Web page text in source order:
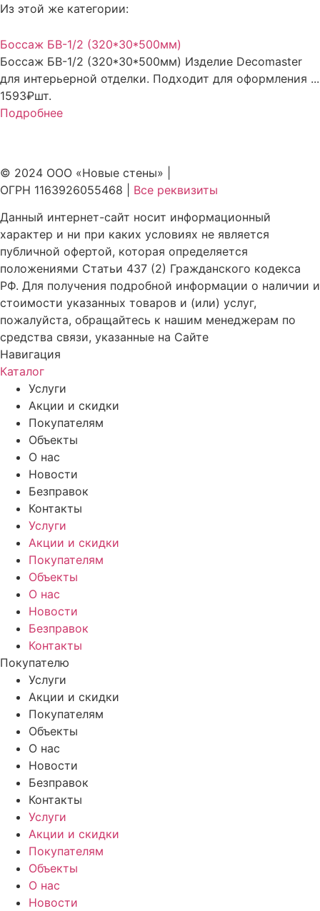
Из этой же категории:
Боссаж БВ-1/2 (320*30*500мм)
Боссаж БВ-1/2 (320*30*500мм) Изделие Decomaster
для интерьерной отделки. Подходит для оформления ...
1593₽шт.
Подробнее
© 2024 ООО «Новые стены» |
ОГРН 1163926055468 | Все реквизиты
Данный интернет-сайт носит информационный
характер и ни при каких условиях не является
публичной офертой, которая определяется
положениями Статьи 437 (2) Гражданского кодекса
РФ. Для получения подробной информации о наличии и
стоимости указанных товаров и (или) услуг,
пожалуйста, обращайтесь к нашим менеджерам по
средства связи, указанные на Сайте
Навигация
Каталог
Услуги
Акции и скидки
Покупателям
Объекты
О нас
Новости
Безправок
Контакты
Услуги
Акции и скидки
Покупателям
Объекты
О нас
Новости
Безправок
Контакты
Покупателю
Услуги
Акции и скидки
Покупателям
Объекты
О нас
Новости
Безправок
Контакты
Услуги
Акции и скидки
Покупателям
Объекты
О нас
Новости